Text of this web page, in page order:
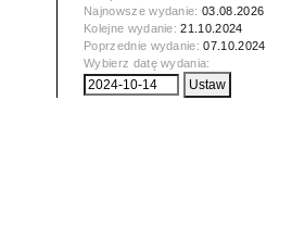
Najnowsze wydanie:03.08.2026
Kolejne wydanie:21.10.2024
Poprzednie wydanie:07.10.2024
Wybierz datę wydania: